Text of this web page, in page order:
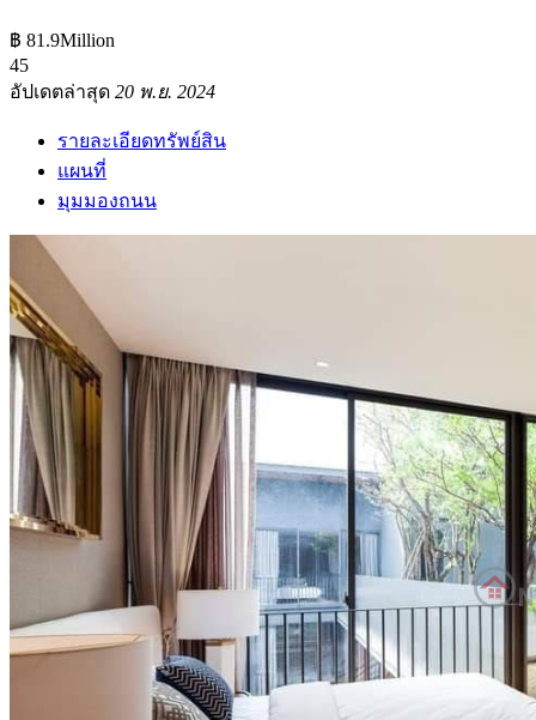
฿ 81.9Million
45
อัปเดตล่าสุด 20 พ.ย. 2024
รายละเอียดทรัพย์สิน
แผนที่
มุมมองถนน